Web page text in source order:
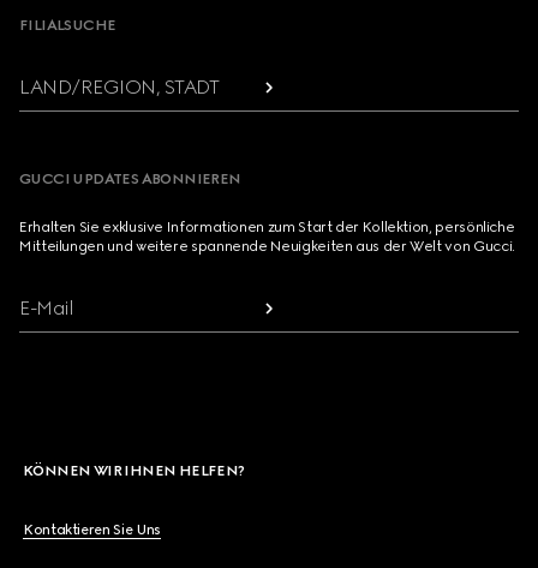
FILIALSUCHE
LAND/REGION, STADT
GUCCI UPDATES ABONNIEREN
Erhalten Sie exklusive Informationen zum Start der Kollektion, persönliche
Mitteilungen und weitere spannende Neuigkeiten aus der Welt von Gucci.
E-Mail
KÖNNEN WIR IHNEN HELFEN?
Kontaktieren Sie Uns